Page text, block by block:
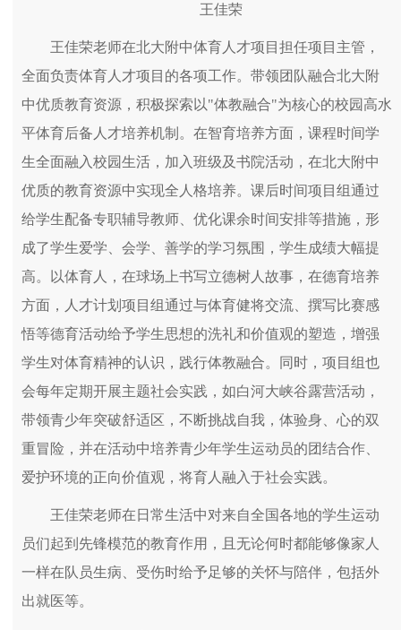
王佳荣
王佳荣老师在北大附中体育人才项目担任项目主管，
全面负责体育人才项目的各项工作。带领团队融合北大附
中优质教育资源，积极探索以"体教融合"为核心的校园高水
平体育后备人才培养机制。在智育培养方面，课程时间学
生全面融入校园生活，加入班级及书院活动，在北大附中
优质的教育资源中实现全人格培养。课后时间项目组通过
给学生配备专职辅导教师、优化课余时间安排等措施，形
成了学生爱学、会学、善学的学习氛围，学生成绩大幅提
高。以体育人，在球场上书写立德树人故事，在德育培养
方面，人才计划项目组通过与体育健将交流、撰写比赛感
悟等德育活动给予学生思想的洗礼和价值观的塑造，增强
学生对体育精神的认识，践行体教融合。同时，项目组也
会每年定期开展主题社会实践，如白河大峡谷露营活动，
带领青少年突破舒适区，不断挑战自我，体验身、心的双
重冒险，并在活动中培养青少年学生运动员的团结合作、
爱护环境的正向价值观，将育人融入于社会实践。
王佳荣老师在日常生活中对来自全国各地的学生运动
员们起到先锋模范的教育作用，且无论何时都能够像家人
一样在队员生病、受伤时给予足够的关怀与陪伴，包括外
出就医等。